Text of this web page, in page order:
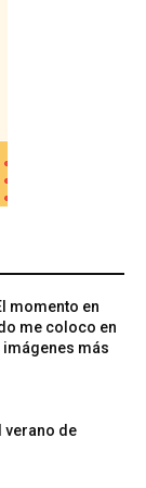
momento en
me coloco en
más
verano de